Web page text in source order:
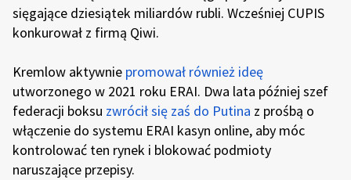
sięgające dziesiątek miliardów rubli. Wcześniej CUPIS
konkurował z firmą Qiwi.
Kremlow aktywnie promował również ideę
utworzonego w 2021 roku ERAI. Dwa lata później szef
federacji boksu zwrócił się zaś do Putina z prośbą o
włączenie do systemu ERAI kasyn online, aby móc
kontrolować ten rynek i blokować podmioty
naruszające przepisy.